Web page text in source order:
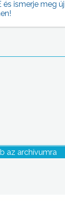
utat a mátrai
az archívumra
és ismerje meg